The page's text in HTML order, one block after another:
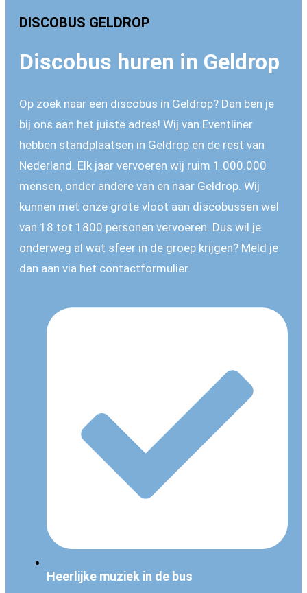
DISCOBUS GELDROP
Discobus huren in Geldrop
Op zoek naar een discobus in Geldrop? Dan ben je
bij ons aan het juiste adres! Wij van Eventliner
hebben standplaatsen in Geldrop en de rest van
Nederland. Elk jaar vervoeren wij ruim 1.000.000
mensen, onder andere van en naar Geldrop. Wij
kunnen met onze grote vloot aan discobussen wel
van 18 tot 1800 personen vervoeren. Dus wil je
onderweg al wat sfeer in de groep krijgen? Meld je
dan aan via het contactformulier.
Heerlijke muziek in de bus